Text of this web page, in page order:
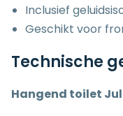
Inclusief
Geschikt voor
Technische
Hangend toilet